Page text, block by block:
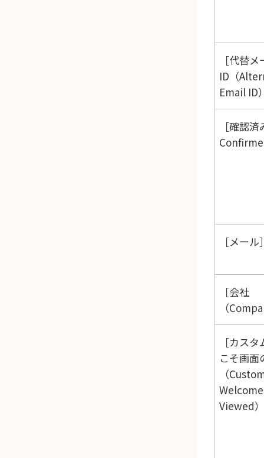
代替メ
ID（
Email ID
確認済
メール
会社
（
カスタ
こそ画面
（
Viewed）